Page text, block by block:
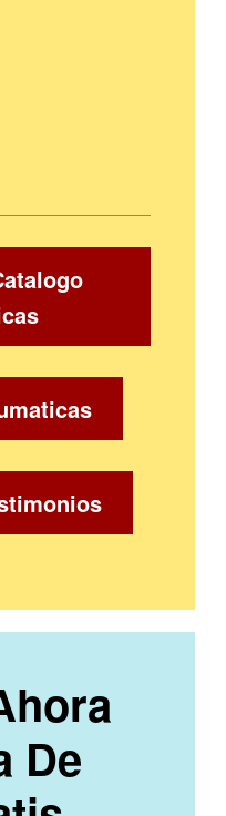
De